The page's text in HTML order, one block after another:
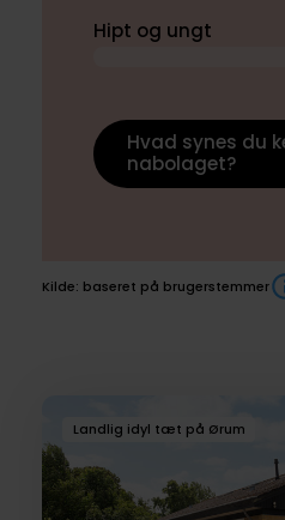
Hipt og ungt
Hvad synes du
nabolaget?
Kilde: baseret på brugerstemmer
Boliger
til
salg
Landlig idyl tæt på Ørum